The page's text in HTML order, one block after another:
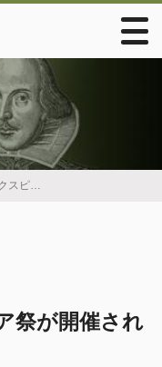
2024年度 シェイクスピア祭が開催されました
祭が開催され